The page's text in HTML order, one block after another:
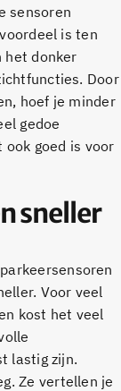
sensoren
is ten
het donker
Door
hoef je minder
gedoe
goed is voor
sneller
Voor veel
kost het veel
lastig zijn.
Ze vertellen je